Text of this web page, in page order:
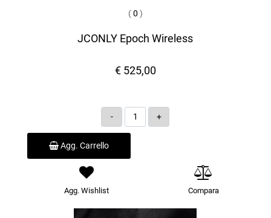
(0 )
JCONLY Epoch Wireless
€ 525,00
Quantità
Agg. Carrello
Agg. Wishlist Compara